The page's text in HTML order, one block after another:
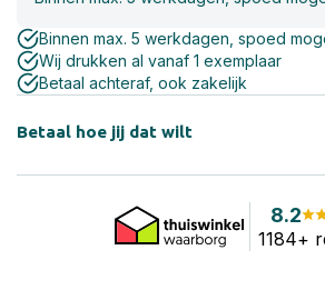
Binnen max. 5 werkdagen, spoed
Wij drukken al vanaf 1 exemplaar
Betaal achteraf, ook zakelijk
Betaal hoe jij dat wilt
8.2
1184+